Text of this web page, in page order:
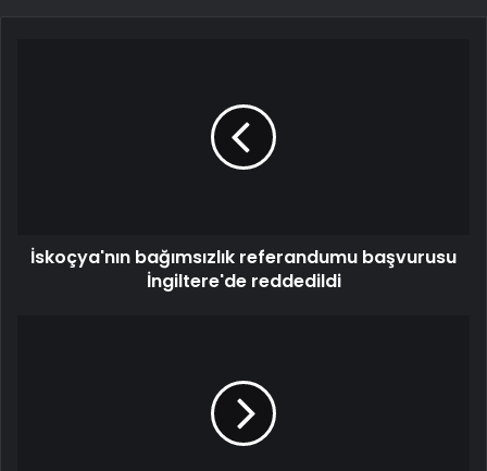
İskoçya'nın bağımsızlık referandumu başvurusu
İ ngiltere'de reddedildi